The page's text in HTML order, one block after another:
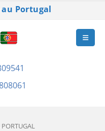
Portugal